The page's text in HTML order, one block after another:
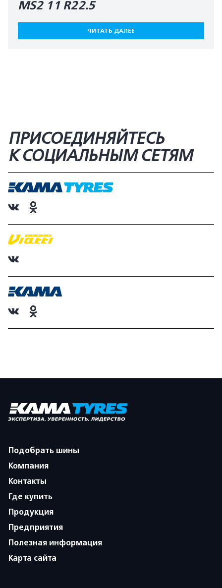
MS2 11 R22.5
ЧИТАТЬ ДАЛЕЕ
ПРИСОЕДИНЯЙТЕСЬ
К СОЦИАЛЬНЫМ СЕТЯМ
Подобрать шины
Компания
Контакты
Где купить
Продукция
Предприятия
Полезная информация
Карта сайта